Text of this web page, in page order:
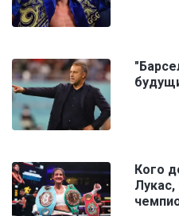
Кого